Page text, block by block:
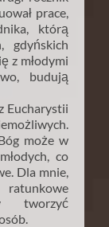
prace,
którą
gdyńskich
z młodymi
budują
Eucharystii
może w
co
Dla mnie,
tworzyć